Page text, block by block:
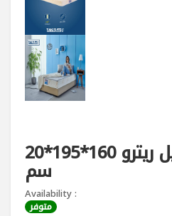
مرتبة تاكى موديل ريترو 160*195*20
سم
Availability :
متوفر